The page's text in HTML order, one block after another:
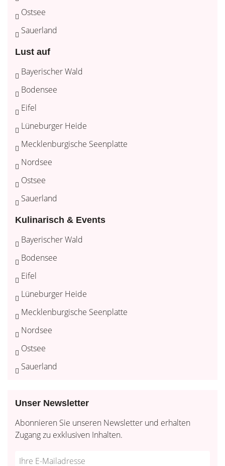
Ostsee
Sauerland
Lust auf
Bayerischer Wald
Bodensee
Eifel
Lüneburger Heide
Mecklenburgische Seenplatte
Nordsee
Ostsee
Sauerland
Kulinarisch & Events
Bayerischer Wald
Bodensee
Eifel
Lüneburger Heide
Mecklenburgische Seenplatte
Nordsee
Ostsee
Sauerland
Unser Newsletter
Abonnieren Sie unseren Newsletter und erhalten
Zugang zu exklusiven Inhalten.
Do
*Ihre